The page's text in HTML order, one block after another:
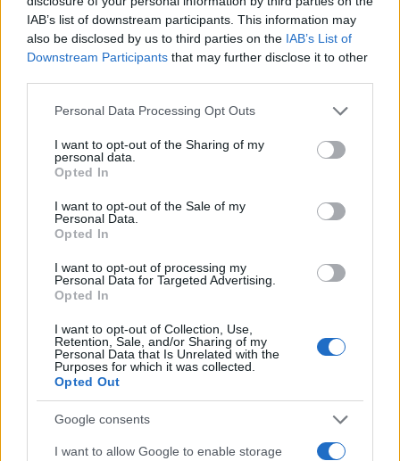
IAB’s list of downstream participants. This information may
also be disclosed by us to third parties on the IAB’s List of
Downstream Participants that may further disclose it to other
Please note that this website/app uses one or more Google
not limited to your visit or usage behaviour. You may click to
grant or deny consent to Google and its third-party tags to
use your data for below specified purposes in below Google
consent section.
Personal Data Processing Opt Outs
I want to opt-out of the Sharing of my
personal data.
Opted In
I want to opt-out of the Sale of my
Personal Data.
Opted In
I want to opt-out of processing my
Personal Data for Targeted Advertising.
Opted In
I want to opt-out of Collection, Use,
Retention, Sale, and/or Sharing of my
Personal Data that Is Unrelated with the
Purposes for which it was collected.
Opted Out
Google consents
I want to allow Google to enable storage
Φωτιά τώρα στο Στεφάνι Κορινθίας – Μήνυμα
7/08/2026 - 4:46μμ
ΕΛΛΑΔΑ